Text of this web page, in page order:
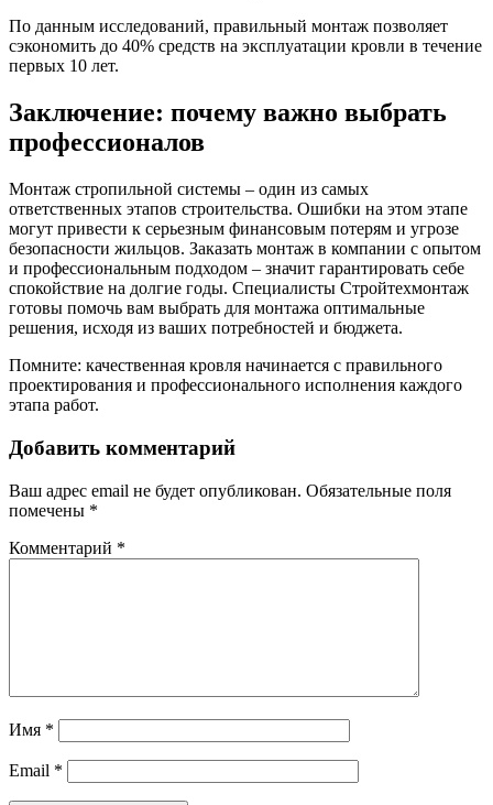
По данным исследований, правильный монтаж позволяет
сэкономить до 40% средств на эксплуатации кровли в течение
первых 10 лет.
Заключение: почему важно выбрать
профессионалов
Монтаж стропильной системы – один из самых
ответственных этапов строительства. Ошибки на этом этапе
могут привести к серьезным финансовым потерям и угрозе
безопасности жильцов. Заказать монтаж в компании с опытом
и профессиональным подходом – значит гарантировать себе
спокойствие на долгие годы. Специалисты Стройтехмонтаж
готовы помочь вам выбрать для монтажа оптимальные
решения, исходя из ваших потребностей и бюджета.
Помните: качественная кровля начинается с правильного
проектирования и профессионального исполнения каждого
этапа работ.
Добавить комментарий
Ваш адрес email не будет опубликован. Обязательные поля
помечены *
Комментарий *
Имя *
Email *